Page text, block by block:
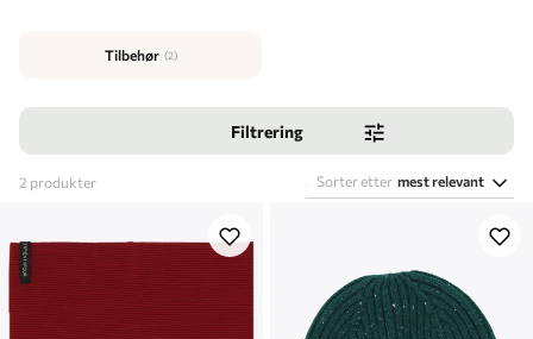
Tilbehør (2)
Filtrering
2 produkter Sorter etter mest relevant